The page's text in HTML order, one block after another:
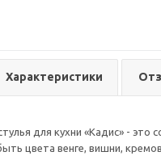
Характеристики
для кухни «Кадис» -
цвета венге, вишни,